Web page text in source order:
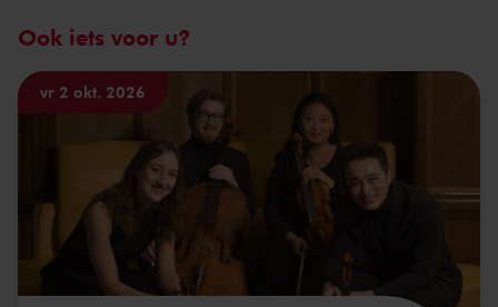
Ook iets voor u?
vr 2 okt. 2026